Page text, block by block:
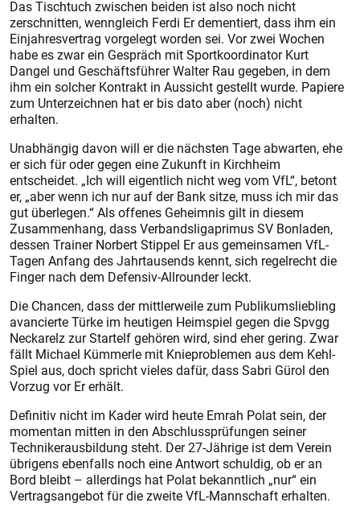
Das Tischtuch zwischen beiden ist also noch nicht
zerschnitten, wenngleich Ferdi Er dementiert, dass ihm ein
Einjahresvertrag vorgelegt worden sei. Vor zwei Wochen
habe es zwar ein Gespräch mit Sportkoordinator Kurt
Dangel und Geschäftsführer Walter Rau gegeben, in dem
ihm ein solcher Kontrakt in Aussicht gestellt wurde. Papiere
zum Unterzeichnen hat er bis dato aber (noch) nicht
erhalten.
Unabhängig davon will er die nächsten Tage abwarten, ehe
er sich für oder gegen eine Zukunft in Kirchheim
entscheidet. „Ich will eigentlich nicht weg vom VfL“, betont
er, „aber wenn ich nur auf der Bank sitze, muss ich mir das
gut überlegen.“ Als offenes Geheimnis gilt in diesem
Zusammenhang, dass Verbandsligaprimus SV Bonladen,
dessen Trainer Norbert Stippel Er aus gemeinsamen VfL-
Tagen Anfang des Jahrtausends kennt, sich regelrecht die
Finger nach dem Defensiv-Allrounder leckt.
Die Chancen, dass der mittlerweile zum Publikumsliebling
avancierte Türke im heutigen Heimspiel gegen die Spvgg
Neckarelz zur Startelf gehören wird, sind eher gering. Zwar
fällt Michael Kümmerle mit Kniepro­b­lemen aus dem Kehl-
Spiel aus, doch spricht vieles dafür, dass Sabri Gürol den
Vorzug vor Er erhält.
Definitiv nicht im Kader wird heute Emrah Polat sein, der
momentan mitten in den Abschlussprüfungen seiner
Technikerausbildung steht. Der 27-Jährige ist dem Verein
übrigens ebenfalls noch eine Antwort schuldig, ob er an
Bord bleibt – allerdings hat Polat bekanntlich „nur“ ein
Vertragsangebot für die zweite VfL-Mannschaft erhalten.